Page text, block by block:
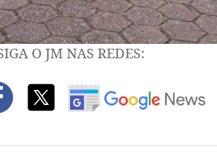
O JM NAS REDES: